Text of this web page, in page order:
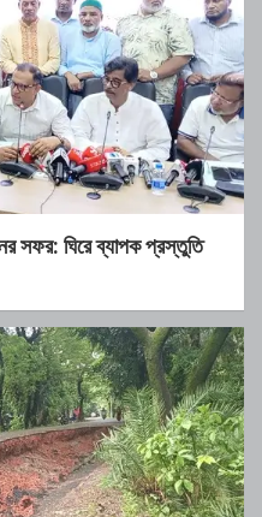
সফর: ঘিরে ব্যাপক প্রস্তুতি